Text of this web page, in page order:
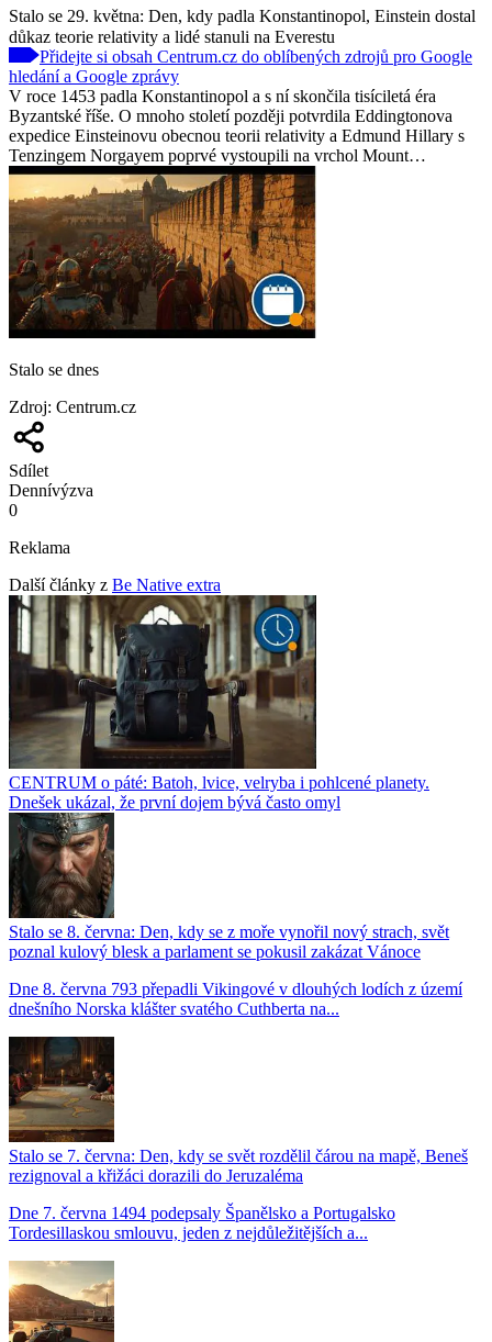
Stalo se 29. května: Den, kdy padla Konstantinopol, Einstein dostal
důkaz teorie relativity a lidé stanuli na Everestu
Přidejte si obsah Centrum.cz do oblíbených zdrojů pro Google
hledání a Google zprávy
V roce 1453 padla Konstantinopol a s ní skončila tisíciletá éra
Byzantské říše. O mnoho století později potvrdila Eddingtonova
expedice Einsteinovu obecnou teorii relativity a Edmund Hillary s
Tenzingem Norgayem poprvé vystoupili na vrchol Mount…
Stalo se dnes
Zdroj: Centrum.cz
Sdílet
Dennívýzva
0
Reklama
Další články z Be Native extra
CENTRUM o páté: Batoh, lvice, velryba i pohlcené planety.
Dnešek ukázal, že první dojem bývá často omyl
Stalo se 8. června: Den, kdy se z moře vynořil nový strach, svět
poznal kulový blesk a parlament se pokusil zakázat Vánoce
Dne 8. června 793 přepadli Vikingové v dlouhých lodích z území
dnešního Norska klášter svatého Cuthberta na...
Stalo se 7. června: Den, kdy se svět rozdělil čárou na mapě, Beneš
rezignoval a křižáci dorazili do Jeruzaléma
Dne 7. června 1494 podepsaly Španělsko a Portugalsko
Tordesillaskou smlouvu, jeden z nejdůležitějších a...